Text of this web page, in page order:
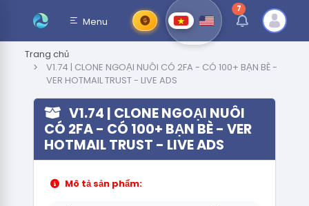
Menu
7thông báo chưa
Trang chủ
V1.74 | CLONE NGOẠI NUÔI CÓ 2FA - CÓ 100+ BẠN BÈ -
VER HOTMAIL TRUST - LIVE ADS
V1.74 | CLONE NGOẠI NUÔI
CÓ 2FA - CÓ 100+ BẠN BÈ - VER
HOTMAIL TRUST - LIVE ADS
Mô tả sản phẩm: